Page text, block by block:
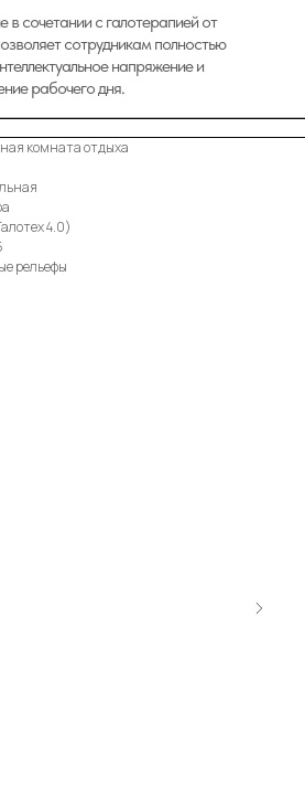
сочетании с галотерапией от
сотрудникам полностью
напряжение и
рабочего дня.
комната отдыха
4.0)
рельефы